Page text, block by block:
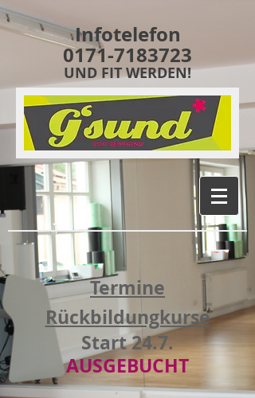
Infotelefon
0171-7183723
UND FIT WERDEN!
Termine
Rückbildungkurse
Start 24.7.
AUSGEBUCHT